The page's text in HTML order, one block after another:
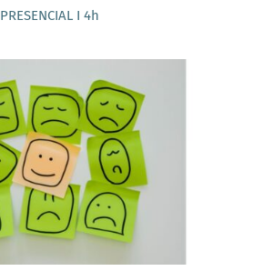
PRESENCIAL I 4h